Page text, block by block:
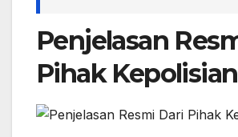
Penjelasan
Pihak Kepolisian